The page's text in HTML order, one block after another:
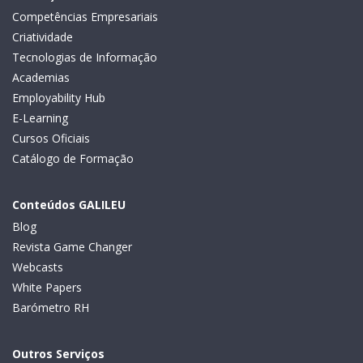
Competências Empresariais
Criatividade
Tecnologias de Informação
Academias
Employability Hub
E-Learning
Cursos Oficiais
Catálogo de Formação
Conteúdos GALILEU
Blog
Revista Game Changer
Webcasts
White Papers
Barómetro RH
Outros Serviços